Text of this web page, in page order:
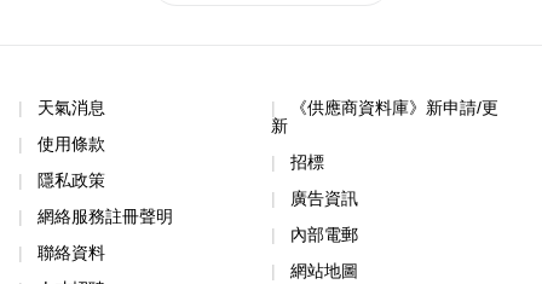
天氣消息
使用條款
隱私政策
網絡服務註冊聲明
聯絡資料
《供應商資料庫》新申請/更
新
招標
廣告資訊
內部電郵
網站地圖